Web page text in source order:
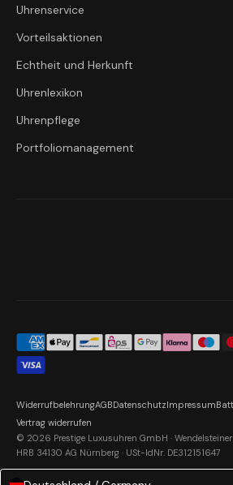
Uhrenservice
Vorteilsaktionen
Echtheit und Herkunft
Uhrenlexikon
Uhrenpflege
Portfoliomanagement
© 2026 Prestige Luxusuhren GmbH ·
HRB 34130 AG Nürnberg · USt-IdNr. DE312151647
WiderrufbelehrungAGBDatenschutzImpressum
Vertrag widerrufen